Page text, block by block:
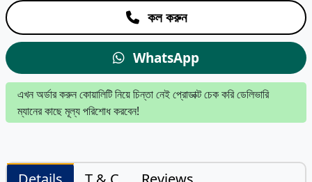
কল করুন
WhatsApp
এখন অর্ডার করুন কোয়ালিটি নিয়ে চিন্তা নেই প্রোডাক্ট চেক করি ডেলিভারি
ম্যানের কাছে মূল্য পরিশোধ করবেন!